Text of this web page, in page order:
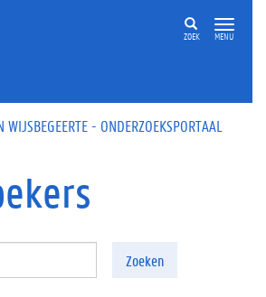
ZOEK MENU
WIJSBEGEERTE - ONDERZOEKSPORTAAL
Zoeken